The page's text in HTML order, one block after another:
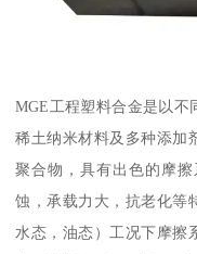
MGE工程塑料合金是以不
稀土纳米材料及多种添加
聚合物，具有出色的摩
蚀，承载力大，抗老化等
水态，油态）工况下摩擦